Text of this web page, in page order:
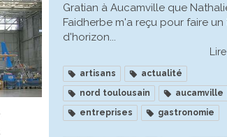
Gratian à Aucamville que
Faidherbe m'a reçu pour faire un
d'horizon...
artisans
actualité
nord toulousain
aucamville
entreprises
gastronomie